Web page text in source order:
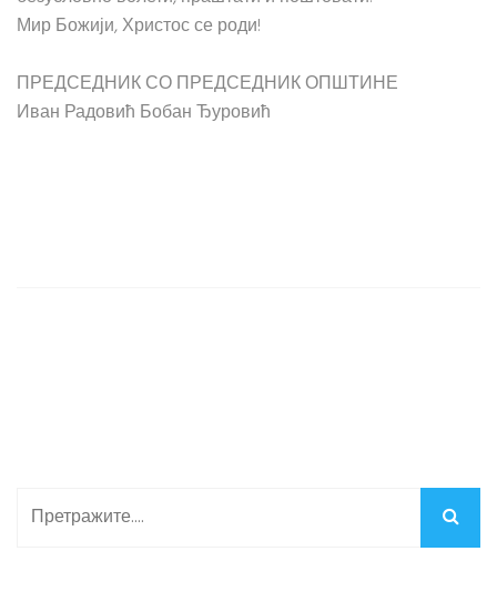
Мир Божији, Христос се роди!
ПРЕДСЕДНИК СО ПРЕДСЕДНИК ОПШТИНЕ
Иван Радовић Бобан Ђуровић